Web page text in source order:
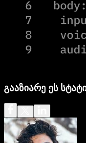
გააზიარე ეს